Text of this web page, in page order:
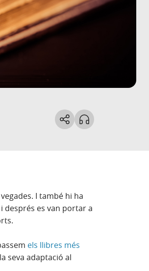
I també hi ha
després es van portar a
els llibres més
seva adaptació al